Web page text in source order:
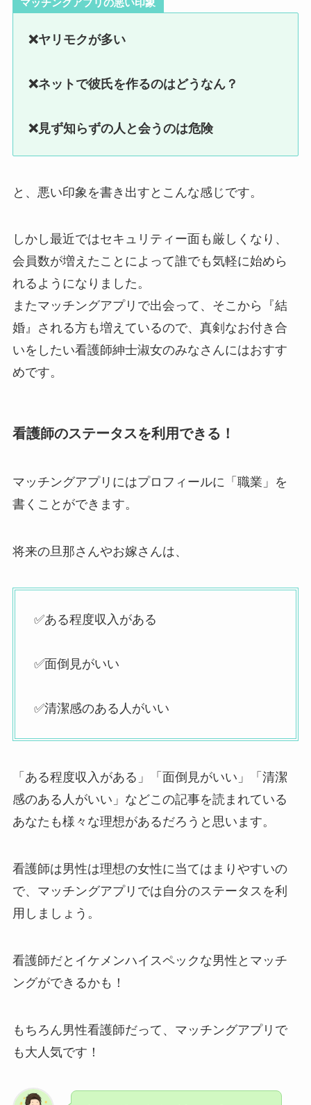
マッチングアプリの悪い印象
❌ヤリモクが多い
❌ネットで彼氏を作るのはどうなん？
❌見ず知らずの人と会うのは危険
と、悪い印象を書き出すとこんな感じです。
しかし最近ではセキュリティー面も厳しくなり、
会員数が増えたことによって誰でも気軽に始めら
れるようになりました。
またマッチングアプリで出会って、そこから『結
婚』される方も増えているので、真剣なお付き合
いをしたい看護師紳士淑女のみなさんにはおすす
めです。
看護師のステータスを利用できる！
マッチングアプリにはプロフィールに「職業」を
書くことができます。
将来の旦那さんやお嫁さんは、
✅ある程度収入がある
✅面倒見がいい
✅清潔感のある人がいい
「ある程度収入がある」「面倒見がいい」「清潔
感のある人がいい」などこの記事を読まれている
あなたも様々な理想があるだろうと思います。
看護師は男性は理想の女性に当てはまりやすいの
で、マッチングアプリでは自分のステータスを利
用しましょう。
看護師だとイケメンハイスペックな男性とマッチ
ングができるかも！
もちろん男性看護師だって、マッチングアプリで
も大人気です！